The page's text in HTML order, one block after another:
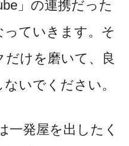
」の連携だった
っていきます。そ
けを磨いて、良
いでください。
一発屋を出したく